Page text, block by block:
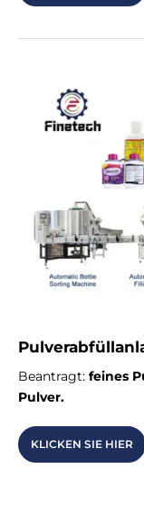
Beantragt: feines
Pulver.
KLICKEN SIE HIER